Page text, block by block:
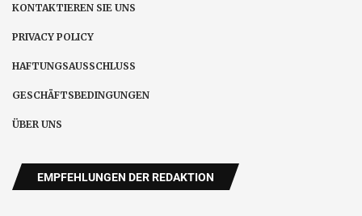
KONTAKTIEREN SIE UNS
PRIVACY POLICY
HAFTUNGSAUSSCHLUSS
GESCHÄFTSBEDINGUNGEN
ÜBER UNS
EMPFEHLUNGEN DER REDAKTION